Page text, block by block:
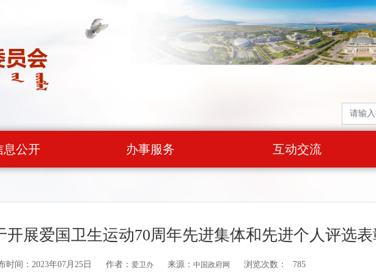
息公开 办事服务 互动交流
开展爱国卫生运动70周年先进集体和先进个人评选
时间：2023年07月25日 作者： 爱卫办 来源： 中国政府网 浏览次数： 785